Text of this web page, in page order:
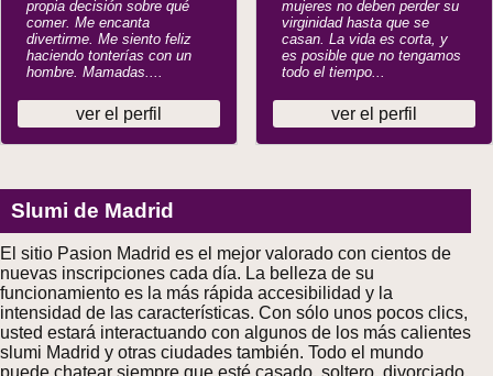
propia decisión sobre qué
comer. Me encanta
divertirme. Me siento feliz
haciendo tonterías con un
hombre. Mamadas....
ver el perfil
mujeres no deben perder su
virginidad hasta que se
casan. La vida es corta, y
es posible que no tengamos
todo el tiempo...
ver el perfil
Slumi de Madrid
El sitio Pasion Madrid es el mejor valorado con cientos de
nuevas inscripciones cada día. La belleza de su
funcionamiento es la más rápida accesibilidad y la
intensidad de las características. Con sólo unos pocos clics,
usted estará interactuando con algunos de los más calientes
slumi Madrid y otras ciudades también. Todo el mundo